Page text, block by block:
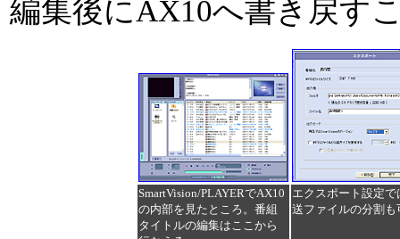
編集後にAX10へ書き戻す
SmartVision/PLAYERでAX10
の内部を見たところ。番組
タイトルの編集はここから
エクスポート設定で
送ファイルの分割も